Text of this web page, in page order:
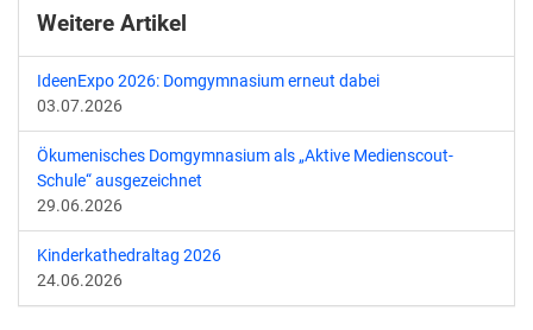
Weitere Artikel
IdeenExpo 2026: Domgymnasium erneut dabei
03.07.2026
Ökumenisches Domgymnasium als „Aktive Medienscout-
Schule“ ausgezeichnet
29.06.2026
Kinderkathedraltag 2026
24.06.2026